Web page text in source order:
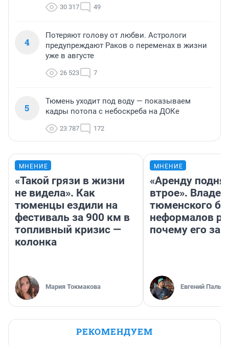
30 317 49
4
Потеряют голову от любви. Астрологи
предупреждают Раков о переменах в жизни
уже в августе
26 523 7
5
Тюмень уходит под воду — показываем
кадры потопа с небоскреба на ДОКе
23 787 172
МНЕНИЕ
«Такой грязи в жизни
не видела». Как
тюменцы ездили на
фестиваль за 900 км в
топливный кризис —
колонка
Мария Токмакова
МНЕНИЕ
«Аренду
втрое».
тюменского
неформалов
почему его
Евгений
РЕКОМЕНДУЕМ